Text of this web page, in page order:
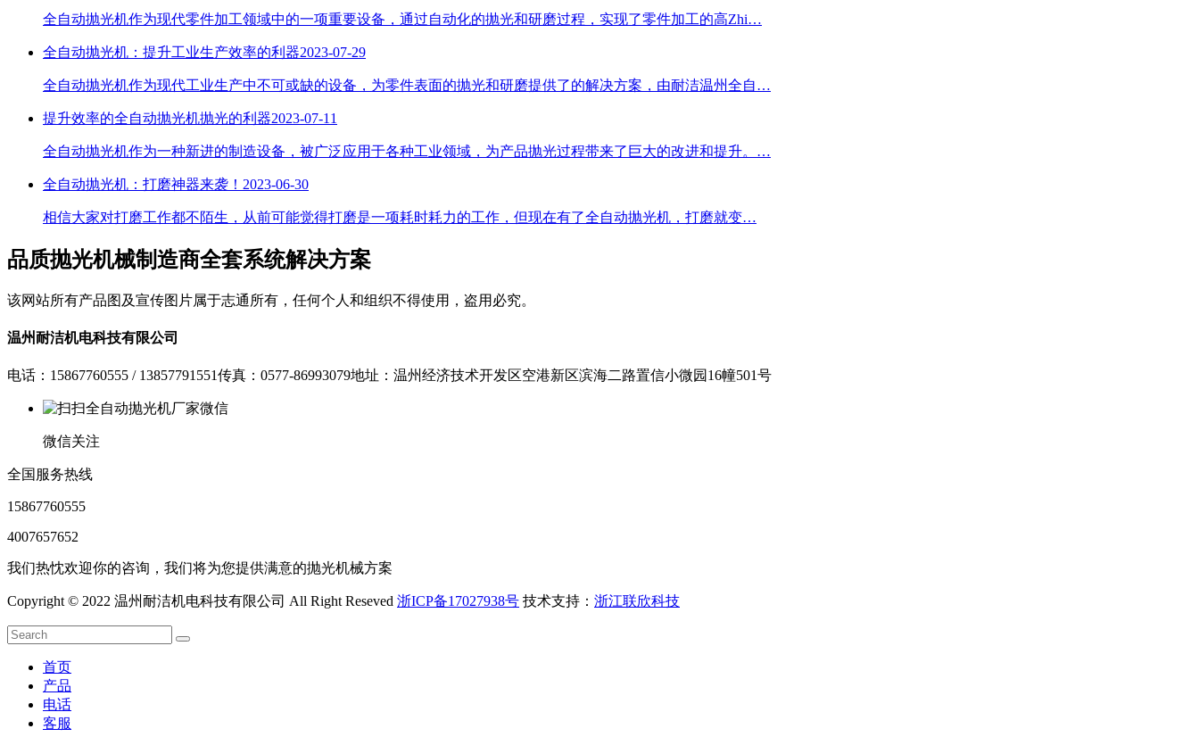
​全自动抛光机作为现代零件加工领域中的一项重要设备，通过自动化的抛光和研磨过程，实现了零件加工的高Zhi…
全自动抛光机：提升工业生产效率的利器2023-07-29
全自动抛光机作为现代工业生产中不可或缺的设备，为零件表面的抛光和研磨提供了的解决方案，由耐洁温州全自…
提升效率的全自动抛光机抛光的利器2023-07-11
全自动抛光机作为一种新进的制造设备，被广泛应用于各种工业领域，为产品抛光过程带来了巨大的改进和提升。…
全自动抛光机：打磨神器来袭！ 2023-06-30
​相信大家对打磨工作都不陌生，从前可能觉得打磨是一项耗时耗力的工作，但现在有了全自动抛光机，打磨就变…
品质抛光机械制造商全套系统解决方案
该网站所有产品图及宣传图片属于志通所有，任何个人和组织不得使用，盗用必究。
温州耐洁机电科技有限公司
电话：15867760555 / 13857791551传真：0577-86993079地址：温州经济技术开发区空港新区滨海二路置信小微园16幢501号
微信关注
全国服务热线
15867760555
4007657652
我们热忱欢迎你的咨询，我们将为您提供满意的抛光机械方案
Copyright © 2022 温州耐洁机电科技有限公司 All Right Reseved 浙ICP备17027938号 技术支持： 浙江联欣科技
首页
产品
电话
客服